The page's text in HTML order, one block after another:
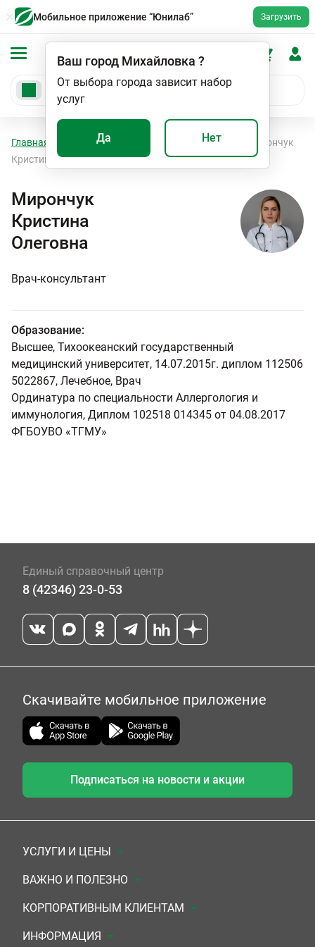
Мобильное приложение “Юнилаб” Загрузить
Ваш город Михайловка ?
От выбора города зависит набор
услуг
Да Нет
Главная Специалисты Врач-консультант
Мирончук
Кристина Олеговна
Мирончук
Кристина
Олеговна
Врач-консультант
Образование:
Высшее, Тихоокеанский государственный
медицинский университет, 14.07.2015г. диплом 112506
5022867, Лечебное, Врач
Ординатура по специальности Аллергология и
иммунология, Диплом 102518 014345 от 04.08.2017
ФГБОУВО «ТГМУ»
Единый справочный центр
8 (42346) 23-0-53
Скачивайте мобильное приложение
Подписаться на новости и акции
УСЛУГИ И ЦЕНЫ
Анализы
Комплексы
УЗИ
ВАЖНО И ПОЛЕЗНО
Документы для заключения договора
Система скидок
КОРПОРАТИВНЫМ КЛИЕНТАМ
Медицинским организациям
ИНФОРМАЦИЯ